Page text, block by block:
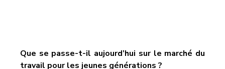
Que se passe-t-il aujourd’hui sur le marché du
travail pour les jeunes générations ?